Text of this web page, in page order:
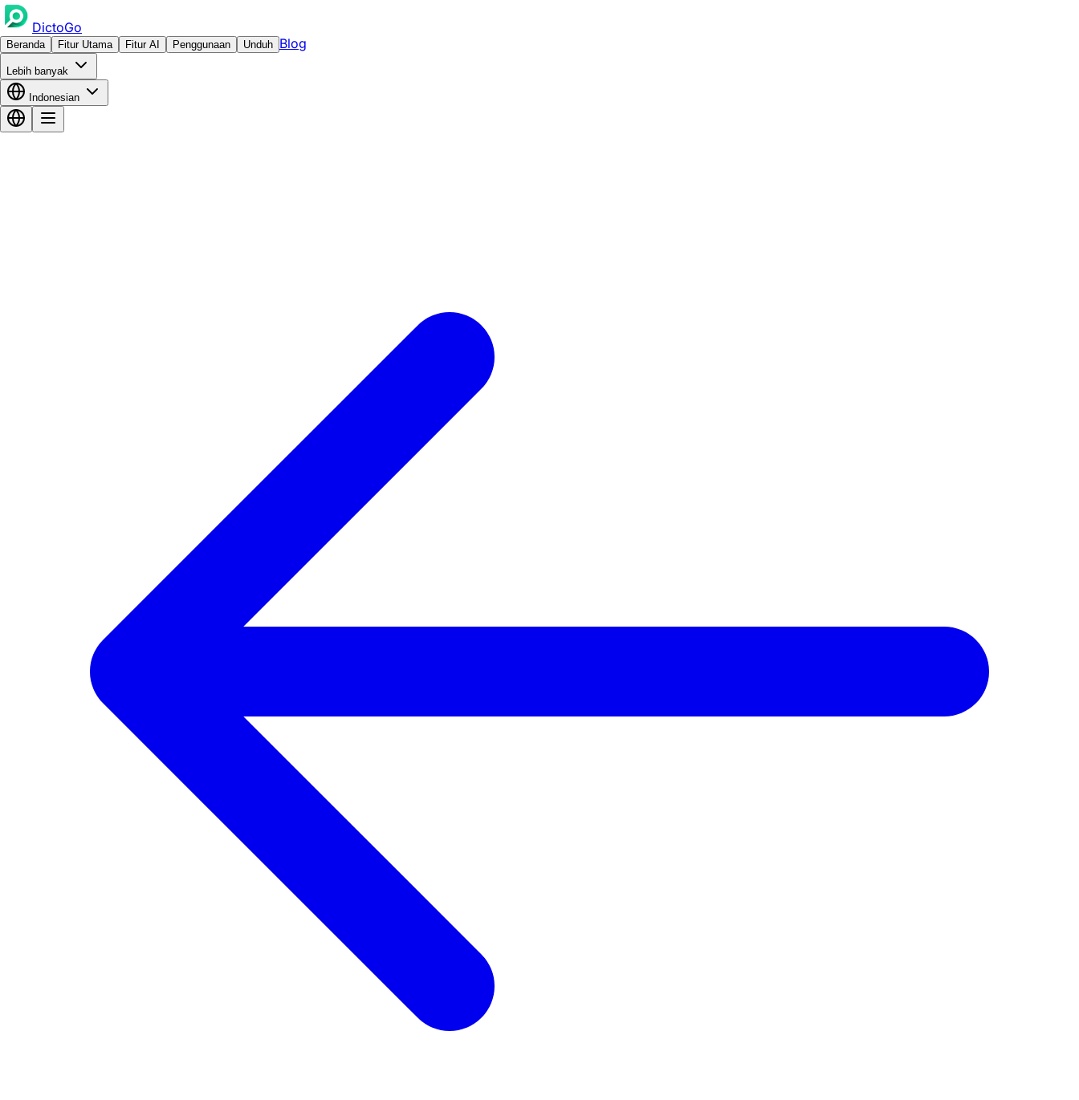
DictoGo
Beranda Fitur Utama Fitur AI Penggunaan Unduh Blog
Lebih banyak
Indonesian